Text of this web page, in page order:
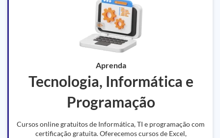
Aprenda
Tecnologia, Informática e
Programação
Cursos online gratuitos de Informática, TI e programação com
certificação gratuita. Oferecemos cursos de Excel,